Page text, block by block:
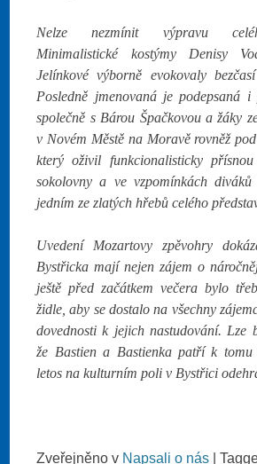
Nelze nezmínit výpravu
Minimalistické kostýmy Denisy
Jelínkové výborně evokovaly
Posledně jmenovaná je podepsaná
společně s Bárou Špačkovou a žáky
v Novém Městě na Moravě rovněž
který oživil funkcionalisticky
sokolovny a ve vzpomínkách diváků
jedním ze zlatých hřebů celého
Uvedení Mozartovy zpěvohry
Bystřicka mají nejen zájem o
ještě před začátkem večera bylo
židle, aby se dostalo na všechny
dovednosti k jejich nastudování. Lze
že Bastien a Bastienka patří k tomu
letos na kulturním poli v Bystřici
Zveřejněno v Napsali o nás |